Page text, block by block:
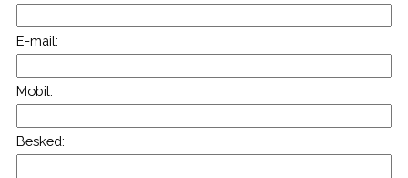
E-mail:
Mobil:
Besked: